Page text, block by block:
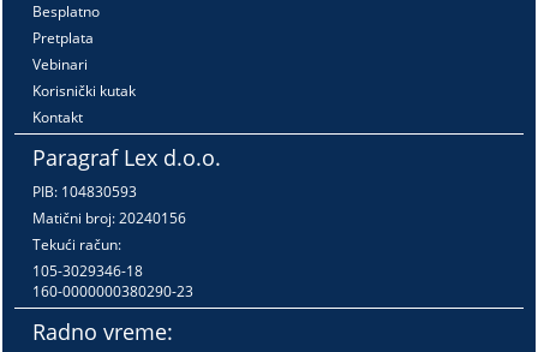
Besplatno
Pretplata
Vebinari
Korisnički kutak
Kontakt
Paragraf Lex d.o.o.
PIB: 104830593
Matični broj: 20240156
Tekući račun:
105-3029346-18
160-0000000380290-23
Radno vreme: